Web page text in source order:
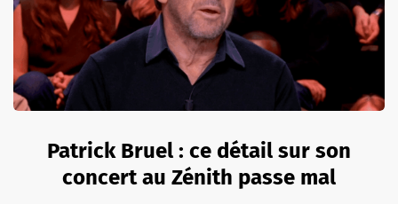
Patrick Bruel : ce détail sur son
concert au Zénith passe mal